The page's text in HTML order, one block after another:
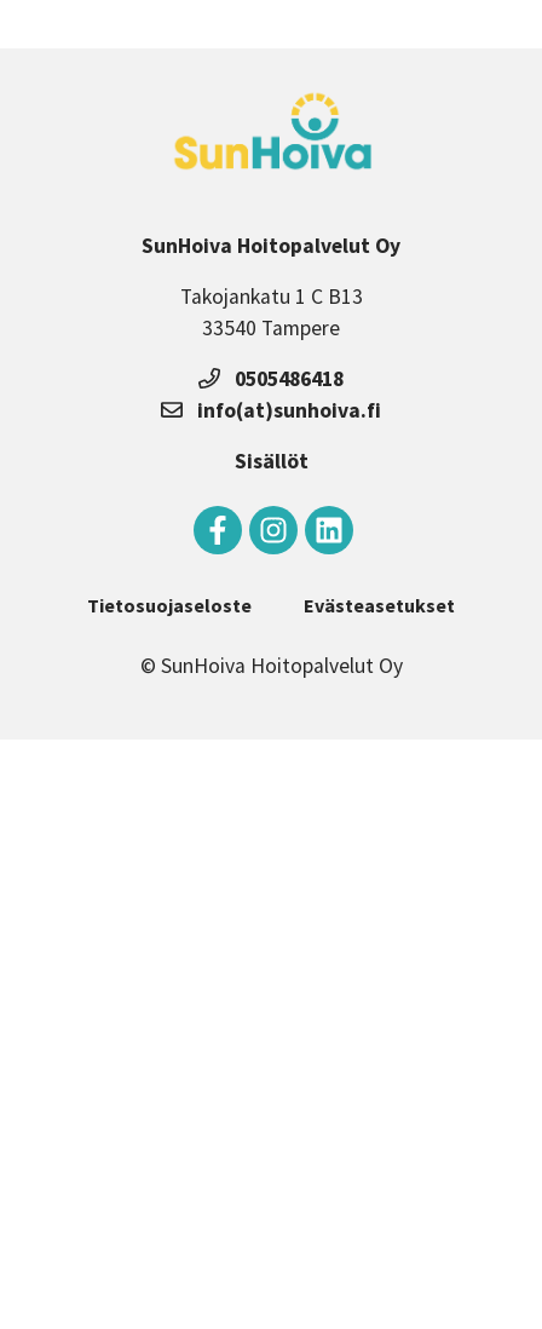
SunHoiva Hoitopalvelut Oy
Takojankatu 1 C B13
33540 Tampere
0505486418
info(at)sunhoiva.fi
Sisällöt
Tietosuojaseloste Evästeasetukset
© SunHoiva Hoitopalvelut Oy